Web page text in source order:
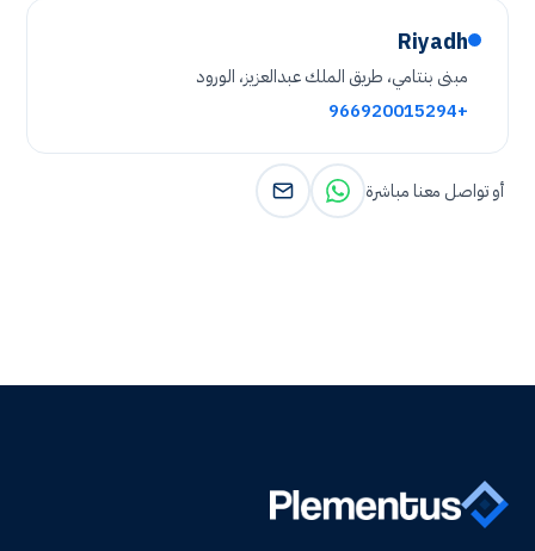
Riyadh
مبنى بنتامي، طريق الملك عبدالعزيز، الورود
+966920015294
أو تواصل معنا مباشرة